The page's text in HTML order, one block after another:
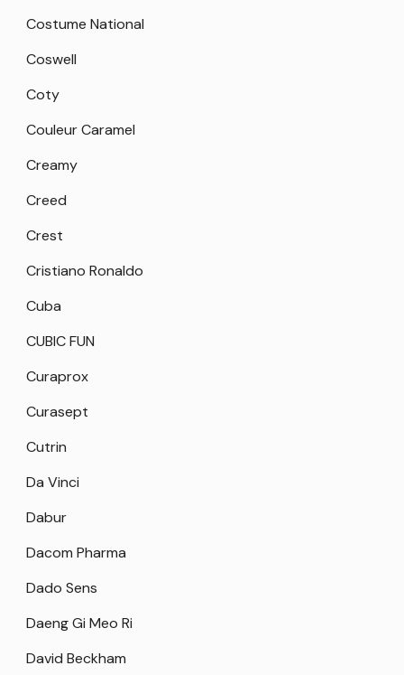
Costume National
Coswell
Coty
Couleur Caramel
Creamy
Creed
Crest
Cristiano Ronaldo
Cuba
CUBIC FUN
Curaprox
Curasept
Cutrin
Da Vinci
Dabur
Dacom Pharma
Dado Sens
Daeng Gi Meo Ri
David Beckham